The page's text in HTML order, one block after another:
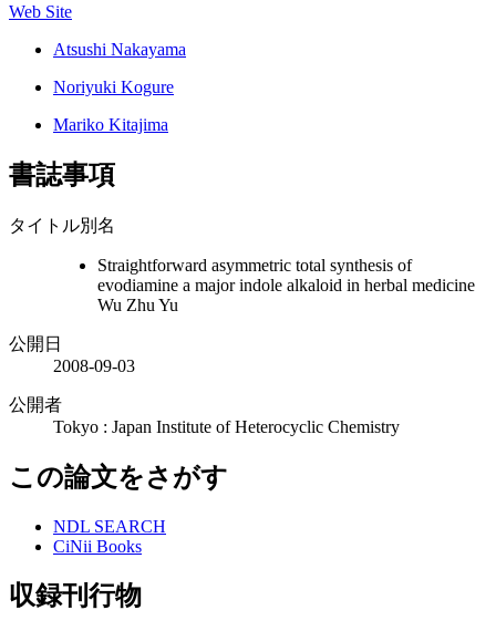
Web Site
Atsushi Nakayama
Noriyuki Kogure
Mariko Kitajima
書誌事項
タイトル別名
Straightforward asymmetric total synthesis of
evodiamine a major indole alkaloid in herbal medicine
Wu Zhu Yu
公開日
2008-09-03
公開者
Tokyo : Japan Institute of Heterocyclic Chemistry
この論文をさがす
NDL SEARCH
CiNii Books
収録刊行物